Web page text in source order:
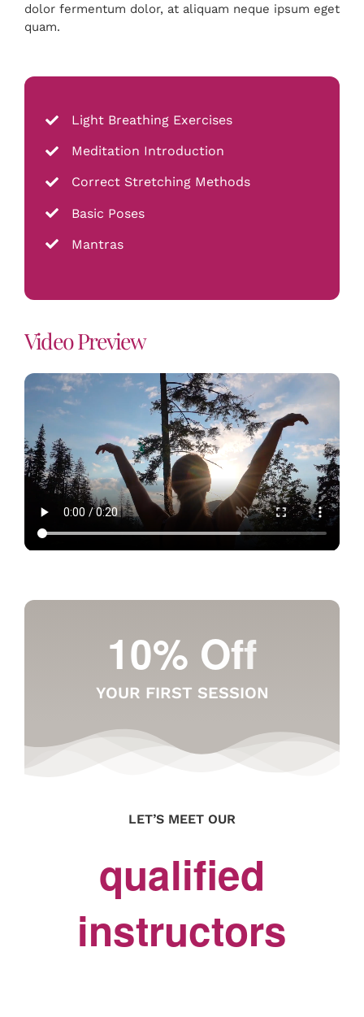
dolor fermentum dolor, at aliquam neque ipsum eget
quam.
Light Breathing Exercises
Meditation Introduction
Correct Stretching Methods
Basic Poses
Mantras
Video Preview
YOUR FIRST SESSION
LET’S MEET OUR
qualified
instructors